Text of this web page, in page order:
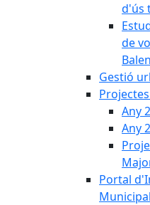
d'ús
de
Gestió
Any
Any
Portal